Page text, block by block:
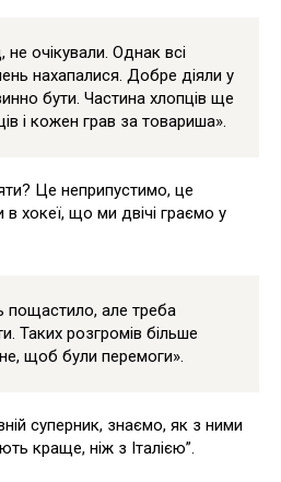
очікували. Однак всі
нахапалися. Добре діяли у
бути. Частина хлопців ще
і кожен грав за товариша».
Це неприпустимо, це
хокеї, що ми двічі граємо у
пощастило, але треба
Таких розгромів більше
щоб були перемоги».
суперник, знаємо, як з ними
краще, ніж з Італією”.